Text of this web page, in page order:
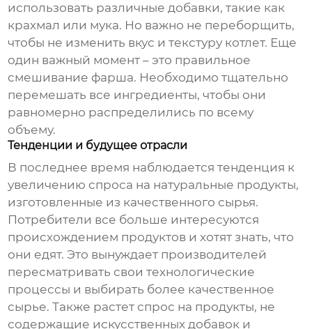
использовать различные добавки, такие как
крахмал или мука. Но важно не переборщить,
чтобы не изменить вкус и текстуру котлет. Еще
один важный момент – это правильное
смешивание фарша. Необходимо тщательно
перемешать все ингредиенты, чтобы они
равномерно распределились по всему
объему.
Тенденции и будущее отрасли
В последнее время наблюдается тенденция к
увеличению спроса на натуральные продукты,
изготовленные из качественного сырья.
Потребители все больше интересуются
происхождением продуктов и хотят знать, что
они едят. Это вынуждает производителей
пересматривать свои технологические
процессы и выбирать более качественное
сырье. Также растет спрос на продукты, не
содержащие искусственных добавок и